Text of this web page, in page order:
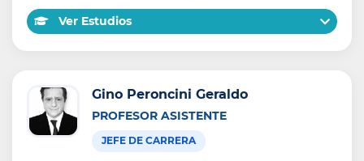
Ver Estudios
Gino Peroncini Geraldo
PROFESOR ASISTENTE
JEFE DE CARRERA